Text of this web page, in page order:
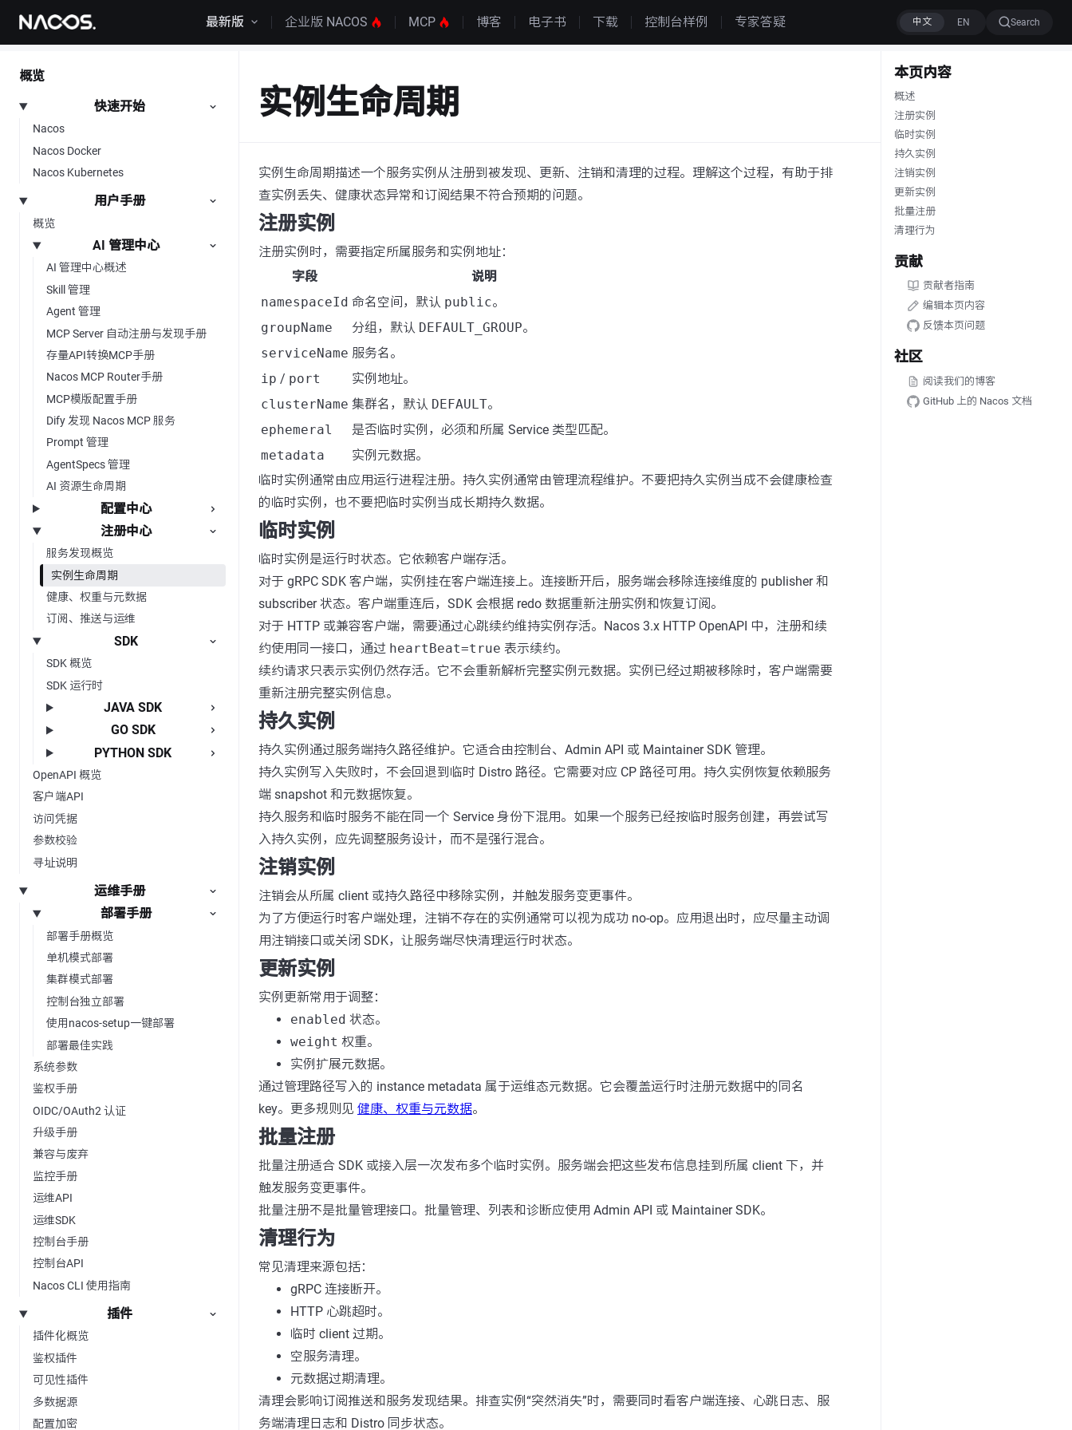
跳转到内容 最新版 企业版 NACOS MCP 博客 电子书 下载 控制台样例 专家答疑 Search
概览
快速开始
Nacos
Nacos Docker
Nacos Kubernetes
用户手册
概览
AI 管理中心
AI 管理中心概述
Skill 管理
Agent 管理
MCP Server 自动注册与发现手册
存量API转换MCP手册
Nacos MCP Router手册
MCP模版配置手册
Dify 发现 Nacos MCP 服务
Prompt 管理
AgentSpecs 管理
AI 资源生命周期
配置中心
注册中心
服务发现概览
实例生命周期
健康、权重与元数据
订阅、推送与运维
SDK
SDK 概览
SDK 运行时
JAVA SDK
GO SDK
PYTHON SDK
OpenAPI 概览
客户端API
访问凭据
参数校验
寻址说明
运维手册
部署手册
部署手册概览
单机模式部署
集群模式部署
控制台独立部署
使用nacos-setup一键部署
部署最佳实践
系统参数
鉴权手册
OIDC/OAuth2 认证
升级手册
兼容与废弃
监控手册
运维API
运维SDK
控制台手册
控制台API
Nacos CLI 使用指南
插件
插件化概览
鉴权插件
可见性插件
多数据源
配置加密
本页内容
概述
注册实例
临时实例
持久实例
注销实例
更新实例
批量注册
清理行为
贡献
贡献者指南
编辑本页内容
反馈本页问题
社区
阅读我们的博客
GitHub 上的 Nacos 文档
实例生命周期
实例生命周期描述一个服务实例从注册到被发现、更新、注销和清理的过程。理解这个过程，有助于排
查实例丢失、健康状态异常和订阅结果不符合预期的问题。
注册实例
注册实例时，需要指定所属服务和实例地址：
字段
说明
namespaceId 命名空间，默认 public。
groupName
分组，默认 DEFAULT_GROUP。
serviceName 服务名。
ip / port
实例地址。
clusterName 集群名，默认 DEFAULT。
ephemeral
是否临时实例，必须和所属 Service 类型匹配。
metadata
实例元数据。
临时实例通常由应用运行进程注册。持久实例通常由管理流程维护。不要把持久实例当成不会健康检查
的临时实例，也不要把临时实例当成长期持久数据。
临时实例
临时实例是运行时状态。它依赖客户端存活。
对于 gRPC SDK 客户端，实例挂在客户端连接上。连接断开后，服务端会移除连接维度的 publisher 和
subscriber 状态。客户端重连后，SDK 会根据 redo 数据重新注册实例和恢复订阅。
对于 HTTP 或兼容客户端，需要通过心跳续约维持实例存活。Nacos 3.x HTTP OpenAPI 中，注册和续
约使用同一接口，通过 heartBeat=true 表示续约。
续约请求只表示实例仍然存活。它不会重新解析完整实例元数据。实例已经过期被移除时，客户端需要
重新注册完整实例信息。
持久实例
持久实例通过服务端持久路径维护。它适合由控制台、Admin API 或 Maintainer SDK 管理。
持久实例写入失败时，不会回退到临时 Distro 路径。它需要对应 CP 路径可用。持久实例恢复依赖服务
端 snapshot 和元数据恢复。
持久服务和临时服务不能在同一个 Service 身份下混用。如果一个服务已经按临时服务创建，再尝试写
入持久实例，应先调整服务设计，而不是强行混合。
注销实例
注销会从所属 client 或持久路径中移除实例，并触发服务变更事件。
为了方便运行时客户端处理，注销不存在的实例通常可以视为成功 no-op。应用退出时，应尽量主动调
用注销接口或关闭 SDK，让服务端尽快清理运行时状态。
更新实例
实例更新常用于调整：
enabled 状态。
weight 权重。
实例扩展元数据。
通过管理路径写入的 instance metadata 属于运维态元数据。它会覆盖运行时注册元数据中的同名
key。更多规则见 健康、权重与元数据。
批量注册
批量注册适合 SDK 或接入层一次发布多个临时实例。服务端会把这些发布信息挂到所属 client 下，并
触发服务变更事件。
批量注册不是批量管理接口。批量管理、列表和诊断应使用 Admin API 或 Maintainer SDK。
清理行为
常见清理来源包括：
gRPC 连接断开。
HTTP 心跳超时。
临时 client 过期。
空服务清理。
元数据过期清理。
清理会影响订阅推送和服务发现结果。排查实例“突然消失”时，需要同时看客户端连接、心跳日志、服
务端清理日志和 Distro 同步状态。